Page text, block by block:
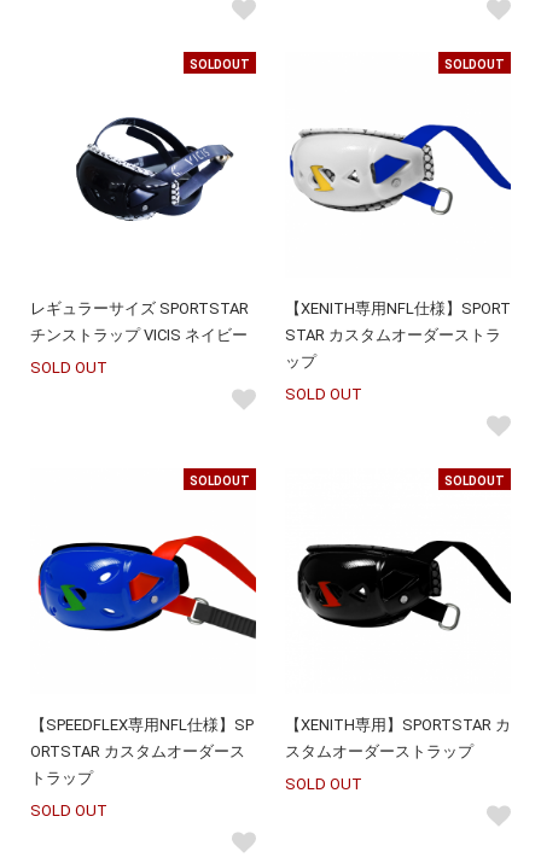
SOLDOUT
レギュラーサイズ SPORTSTAR
チンストラップ VICIS ネイビー
SOLD OUT
SOLDOUT
【XENITH専用NFL仕様】SPORT
STAR カスタムオーダーストラ
ップ
SOLD OUT
SOLDOUT
【SPEEDFLEX専用NFL仕様】SP
ORTSTAR カスタムオーダース
トラップ
SOLD OUT
SOLDOUT
【XENITH専用】SPORTSTAR カ
スタムオーダーストラップ
SOLD OUT